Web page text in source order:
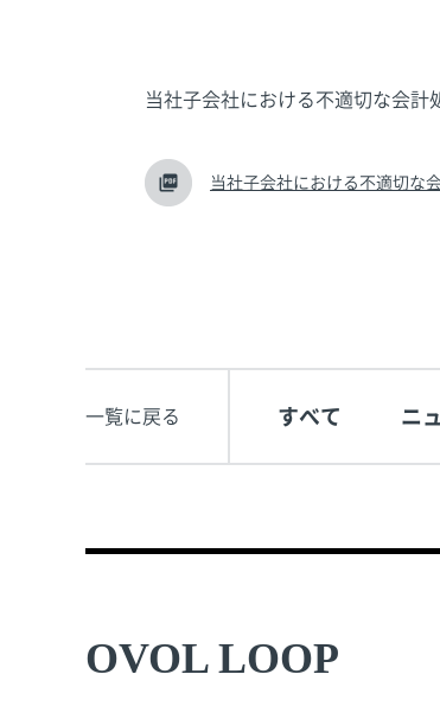
当社子会社における不適切な会計
当社子会社における不適切な
一覧に戻る すべて ニ
OVOL LOOP